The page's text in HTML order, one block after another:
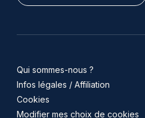
Qui sommes-nous ?
Infos légales / Affiliation
Cookies
Modifier mes choix de cookies